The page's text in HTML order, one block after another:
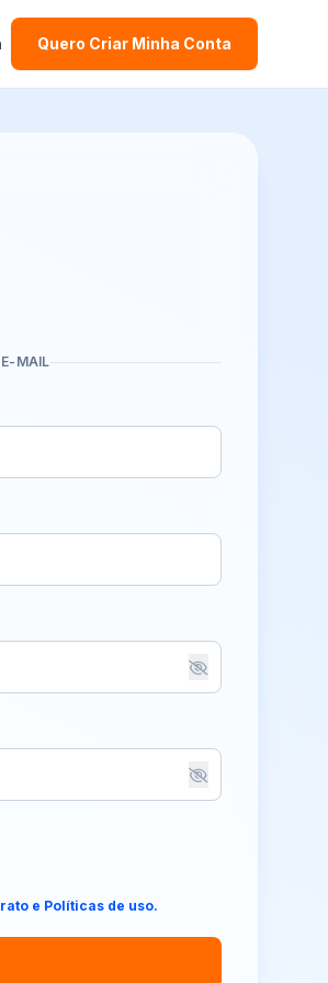
Quero Criar Minha Conta
MAIL
e Políticas de uso.